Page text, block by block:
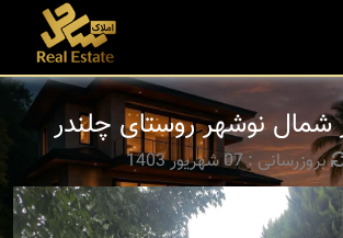
شمال نوشهر روستای چلندر
بروزرسانی : 07 شهریور 1403